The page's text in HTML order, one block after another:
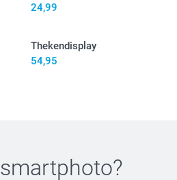
24,99
Thekendisplay
54,95
smartphoto?